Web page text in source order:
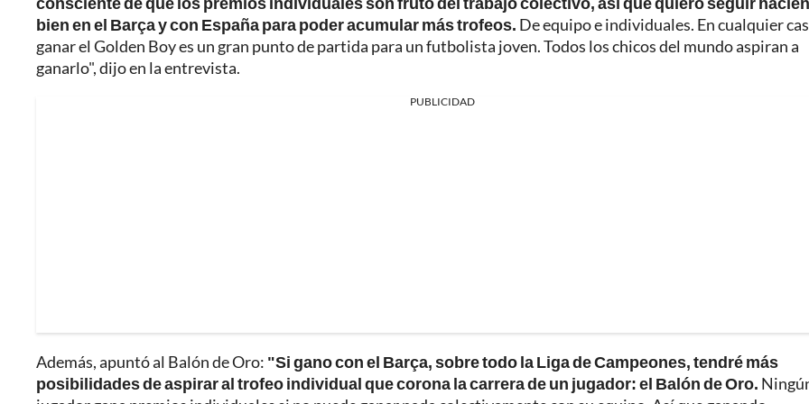
bien en el Barça y con España para poder acumular más trofeos. De equipo e individuales. En cualquier
ganar el Golden Boy es un gran punto de partida para un futbolista joven. Todos los chicos del mundo aspiran a
ganarlo", dijo en la entrevista.
PUBLICIDAD
Además, apuntó al Balón de Oro: "Si gano con el Barça, sobre todo la Liga de Campeones, tendré más
posibilidades de aspirar al trofeo individual que corona la carrera de un jugador: el Balón de Oro.